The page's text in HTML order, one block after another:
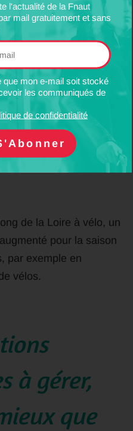
l'actualité de la Fnaut
mail gratuitement et sans
que mon e-mail soit stocké
les communiqués de
de confidentialité
des usagers de
pour des vélos non
de la Loire à vélo, un
pour la saison
par exemple en
vélos.
à gérer,
que